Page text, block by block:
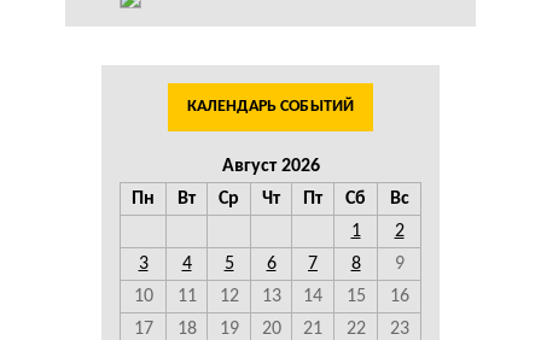
КАЛЕНДАРЬ СОБЫТИЙ
Август 2026
Пн
Вт Ср Чт Пт Сб
Вс
1
2
3
4 5 6 7 8
9
10
11 12 13 14 15
16
17
18 19 20 21 22
23